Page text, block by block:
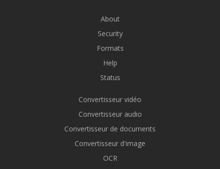
About
Security
Formats
Help
Status
Convertisseur vidéo
Convertisseur audio
Convertisseur de documents
Convertisseur d'image
OCR